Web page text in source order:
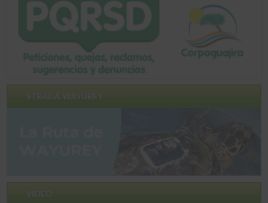
STRADA WAYUREY
VIDEO